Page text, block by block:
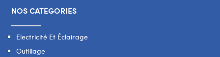
NOS CATEGORIES
Electricité Et Éclairage
Outillage